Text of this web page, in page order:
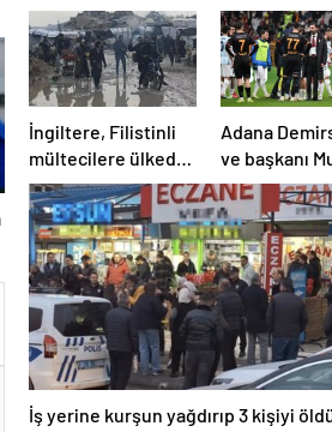
İngiltere, Filistinli
mültecilere ülkede
yaşama hakkı tanıdı
Adana
ve başkanı
Sancak
sevk edildi
İş yerine kurşun yağdırıp 3 kişiyi